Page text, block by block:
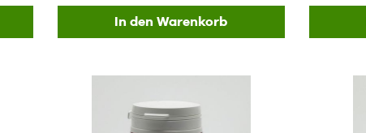
In den Warenkorb